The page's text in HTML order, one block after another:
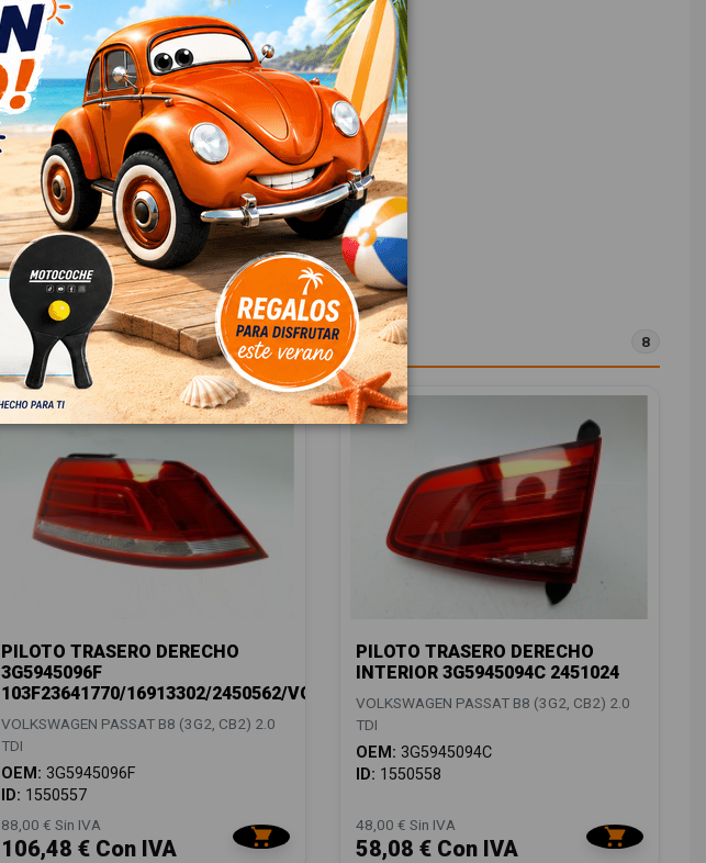
8
PILOTO TRASERO DERECHO
3G5945096F
103F23641770/16913302/2450562/VG0564073
VOLKSWAGEN PASSAT B8 (3G2, CB2) 2.0
TDI
OEM: 3G5945096F
ID: 1550557
88,00 € Sin IVA
106,48 € Con IVA
PILOTO TRASERO DERECHO
INTERIOR 3G5945094C 2451024
VOLKSWAGEN PASSAT B8 (3G2, CB2) 2.0
TDI
OEM: 3G5945094C
ID: 1550558
48,00 € Sin IVA
58,08 € Con IVA